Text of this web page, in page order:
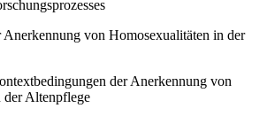
Anerkennung von Homosexualitäten in der
der Anerkennung von
der Altenpflege